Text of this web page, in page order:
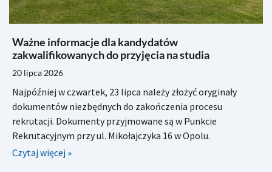
Ważne informacje dla kandydatów
zakwalifikowanych do przyjęcia na studia
20 lipca 2026
Najpóźniej w czwartek, 23 lipca należy złożyć oryginały
dokumentów niezbędnych do zakończenia procesu
rekrutacji. Dokumenty przyjmowane są w Punkcie
Rekrutacyjnym przy ul. Mikołajczyka 16 w Opolu.
Czytaj więcej »